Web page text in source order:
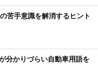
苦手意識を解消するヒント
分かりづらい自動車用語を